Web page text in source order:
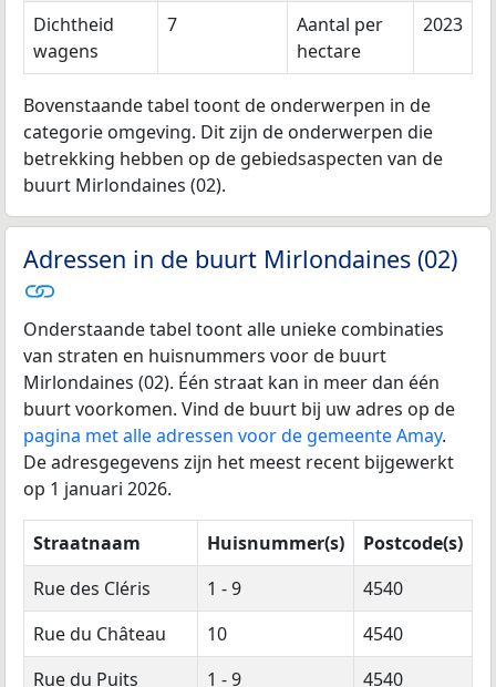
Dichtheid
wagens
7
Aantal per
hectare
2023
Bovenstaande tabel toont de onderwerpen in de
categorie omgeving. Dit zijn de onderwerpen die
betrekking hebben op de gebiedsaspecten van de
buurt Mirlondaines (02).
Adressen in de buurt Mirlondaines (02)
Onderstaande tabel toont alle unieke combinaties
van straten en huisnummers voor de buurt
Mirlondaines (02). Één straat kan in meer dan één
buurt voorkomen. Vind de buurt bij uw adres op de
pagina met alle adressen voor de gemeente Amay.
De adresgegevens zijn het meest recent bijgewerkt
op 1 januari 2026.
Straatnaam Huisnummer(s)
Postcode(s)
Rue des Cléris
1 - 9
4540
Rue du Château
10
4540
Rue du Puits
1 - 9
4540